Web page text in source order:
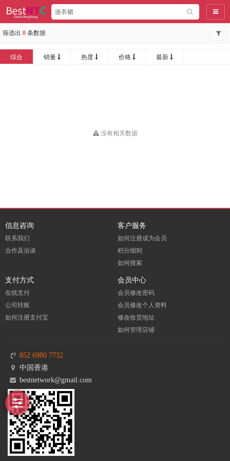
导航
筛选出 0 条数据
综合 销量 热度 价格 最新
没有相关数据
信息咨询
联系我们
合作及洽谈
客户服务
如何注册成为会员
积分细则
如何搜索
支付方式
在线支付
公司转账
如何注册支付宝
会员中心
会员修改密码
会员修改个人资料
修改收货地址
如何管理店铺
852 6980 7732
中国香港
bestnetwork@gmail.com